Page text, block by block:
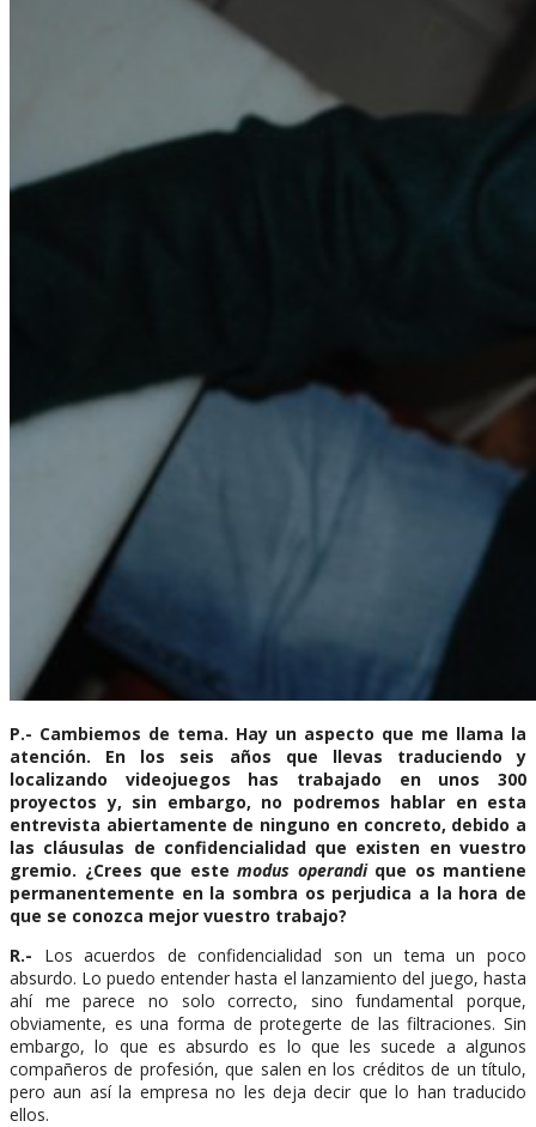
P.- Cambiemos de tema. Hay un aspecto que me llama la
atención. En los seis años que llevas traduciendo y
localizando videojuegos has trabajado en unos 300
proyectos y, sin embargo, no podremos hablar en esta
entrevista abiertamente de ninguno en concreto, debido a
las cláusulas de confidencialidad que existen en vuestro
gremio. ¿Crees que este modus operandique os mantiene
permanentemente en la sombra os perjudica a la hora de
que se conozca mejor vuestro trabajo?
R.- Los acuerdos de confidencialidad son un tema un poco
absurdo. Lo puedo entender hasta el lanzamiento del juego, hasta
ahí me parece no solo correcto, sino fundamental porque,
obviamente, es una forma de protegerte de las filtraciones. Sin
embargo, lo que es absurdo es lo que les sucede a algunos
compañeros de profesión, que salen en los créditos de un título,
pero aun así la empresa no les deja decir que lo han traducido
ellos.